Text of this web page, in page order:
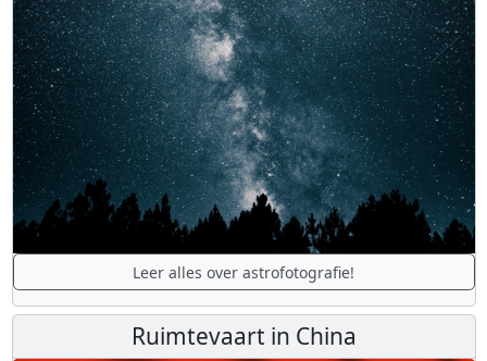
Leer alles over astrofotografie!
Ruimtevaart in China